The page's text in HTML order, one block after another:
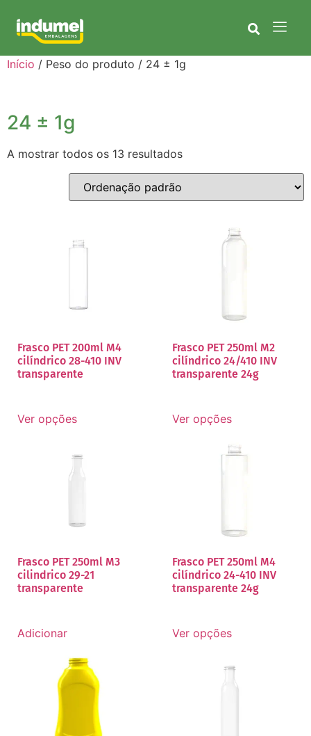
Início / Peso do produto / 24 ± 1g
24 ± 1g
A mostrar todos os 13 resultados
Frasco PET 200ml M4
cilíndrico 28-410 INV
transparente
Ver opções
Frasco PET 250ml M2
cilíndrico 24/410 INV
transparente 24g
Ver opções
Frasco PET 250ml M3
cilindrico 29-21
transparente
Adicionar
Frasco PET 250ml M4
cilíndrico 24-410 INV
transparente 24g
Ver opções